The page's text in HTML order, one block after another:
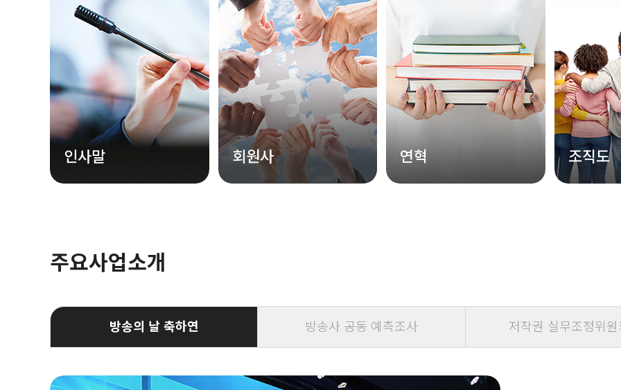
인사말 회원사 연혁 조직도
주요사업소개
방송의 날 축하연 방송사 공동 예측조사 저작권 실무조정위